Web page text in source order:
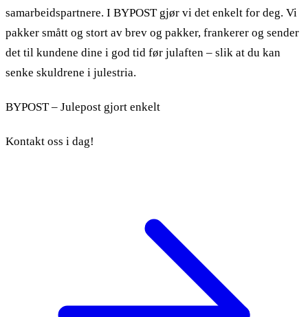
samarbeidspartnere. I BYPOST gjør vi det enkelt for deg. Vi
pakker smått og stort av brev og pakker, frankerer og sender
det til kundene dine i god tid før julaften – slik at du kan
senke skuldrene i julestria.
BYPOST – Julepost gjort enkelt
Kontakt oss i dag!